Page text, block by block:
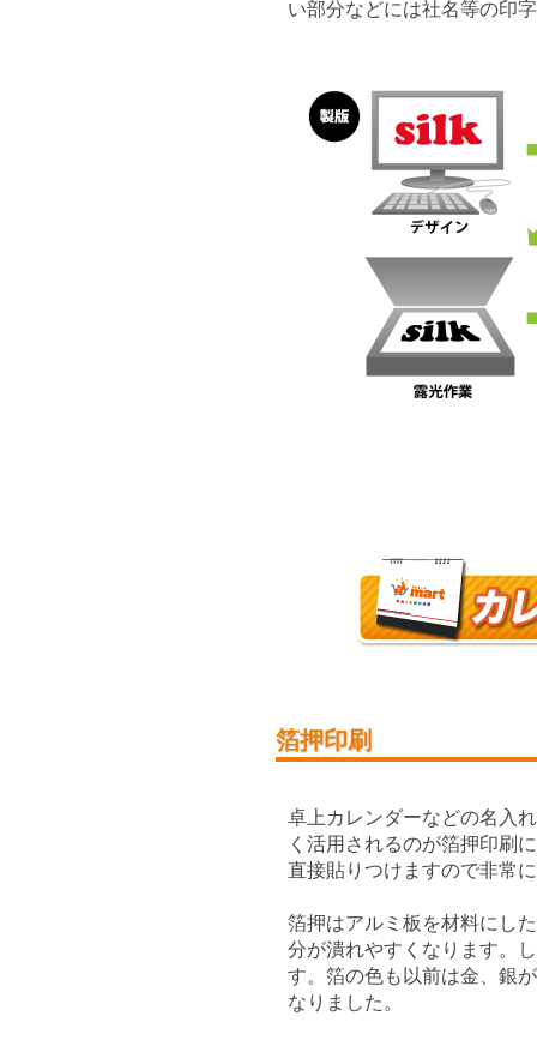
い部分などには社名等の印
箔押印刷
卓上カレンダーなどの名入
く活用されるのが箔押印刷
直接貼りつけますので非常
箔押はアルミ板を材料にし
分が潰れやすくなります。
す。箔の色も以前は金、銀
なりました。